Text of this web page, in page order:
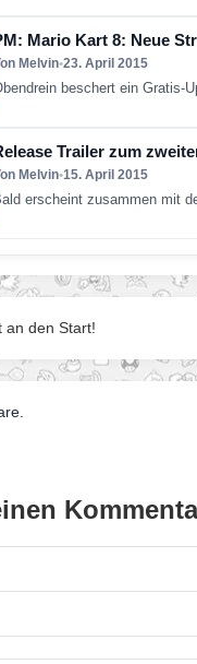
Mario Kart 8: Neue
Melvin•23. April 2015
beschert ein Gratis-
Trailer zum
Melvin•15. April 2015
erscheint zusammen mit
an den Start!